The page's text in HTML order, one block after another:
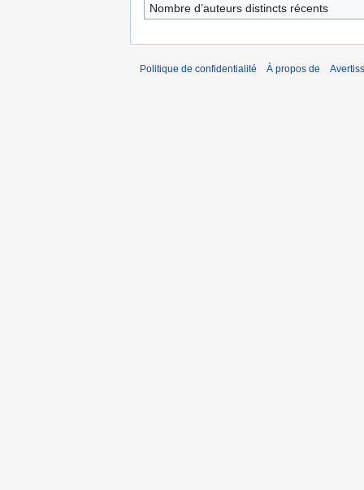
Nombre d’auteurs distincts récents
Politique de confidentialité À propos de